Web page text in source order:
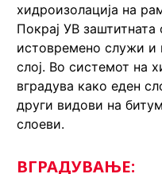
хидроизолација на
Покрај УВ заштитната
истовремено служи и
слој. Во системот на
вградува како еден
други видови на
слоеви.
ВГРАДУВАЊЕ: